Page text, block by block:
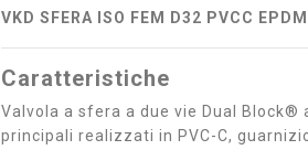
VKD SFERA ISO FEM D32 PVCC EPDM
Caratteristiche
Valvola a sfera a due vie Dual
principali realizzati in PVC-C,